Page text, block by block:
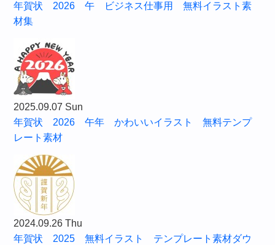
年賀状 2026 午 ビジネス仕事用 無料イラスト素
材集
2025.09.07 Sun
年賀状 2026 午年 かわいいイラスト 無料テンプ
レート素材
2024.09.26 Thu
年賀状 2025 無料イラスト テンプレート素材ダウ